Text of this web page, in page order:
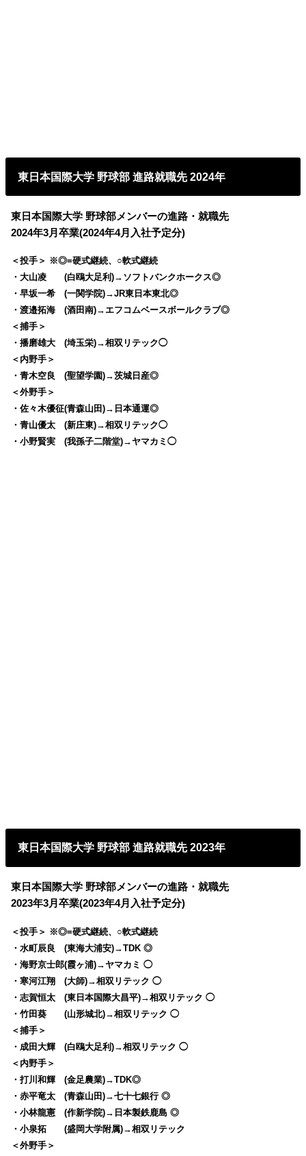
東日本国際大学 野球部 進路就職先 2024年
東日本国際大学 野球部メンバーの進路・就職先
2024年3月卒業(2024年4月入社予定分)
＜投手＞ ※◎=硬式継続、○軟式継続
・大山凌 (白鴎大足利)→ソフトバンクホークス◎
・早坂一希 (一関学院)→JR東日本東北◎
・渡邉拓海 (酒田南)→エフコムベースボールクラブ◎
＜捕手＞
・播磨雄大 (埼玉栄)→相双リテック◯
＜内野手＞
・青木空良 (聖望学園)→茨城日産◎
＜外野手＞
・佐々木優征(青森山田)→日本通運◎
・青山優太 (新庄東)→相双リテック◯
・小野賢実 (我孫子二階堂)→ヤマカミ◯
東日本国際大学 野球部 進路就職先 2023年
東日本国際大学 野球部メンバーの進路・就職先
2023年3月卒業(2023年4月入社予定分)
＜投手＞ ※◎=硬式継続、○軟式継続
・水町辰良 (東海大浦安)→TDK ◎
・海野京士郎(霞ヶ浦)→ヤマカミ ◯
・寒河江翔 (大師)→相双リテック ◯
・志賀恒太 (東日本国際大昌平)→相双リテック ◯
・竹田葵 (山形城北)→相双リテック ◯
＜捕手＞
・成田大輝 (白鴎大足利)→相双リテック ◯
＜内野手＞
・打川和輝 (金足農業)→TDK◎
・赤平竜太 (青森山田)→七十七銀行 ◎
・小林龍憲 (作新学院)→日本製鉄鹿島 ◎
・小泉拓 (盛岡大学附属)→相双リテック
＜外野手＞